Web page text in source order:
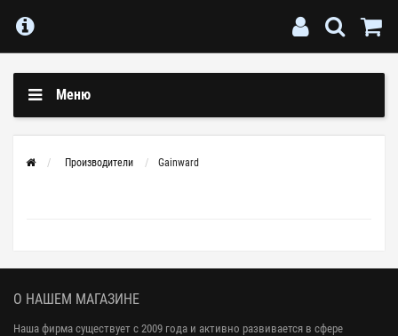
Меню
Производители Gainward
О НАШЕМ МАГАЗИНЕ
Наша фирма существует с 2009 года и активно развивается в сфере